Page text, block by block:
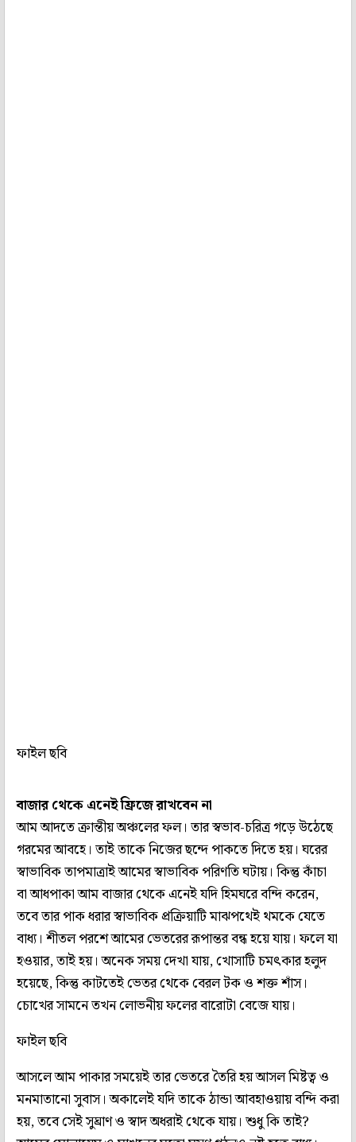
ফাইল ছবি
বাজার থেকে এনেই ফ্রিজে রাখবেন না
আম আদতে ক্রান্তীয় অঞ্চলের ফল। তার স্বভাব-চরিত্র গড়ে উঠেছে
গরমের আবহে। তাই তাকে নিজের ছন্দে পাকতে দিতে হয়। ঘরের
স্বাভাবিক তাপমাত্রাই আমের স্বাভাবিক পরিণতি ঘটায়। কিন্তু কাঁচা
বা আধপাকা আম বাজার থেকে এনেই যদি হিমঘরে বন্দি করেন,
তবে তার পাক ধরার স্বাভাবিক প্রক্রিয়াটি মাঝপথেই থমকে যেতে
বাধ্য। শীতল পরশে আমের ভেতরের রূপান্তর বন্ধ হয়ে যায়। ফলে যা
হওয়ার, তাই হয়। অনেক সময় দেখা যায়, খোসাটি চমৎকার হলুদ
হয়েছে, কিন্তু কাটতেই ভেতর থেকে বেরল টক ও শক্ত শাঁস।
চোখের সামনে তখন লোভনীয় ফলের বারোটা বেজে যায়।
ফাইল ছবি
আসলে আম পাকার সময়েই তার ভেতরে তৈরি হয় আসল মিষ্টত্ব ও
মনমাতানো সুবাস। অকালেই যদি তাকে ঠান্ডা আবহাওয়ায় বন্দি করা
হয়, তবে সেই সুঘ্রাণ ও স্বাদ অধরাই থেকে যায়। শুধু কি তাই?